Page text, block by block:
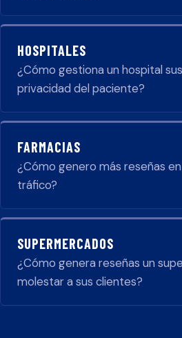
HOSPITALES
¿Cómo gestiona un hospital
privacidad del paciente?
FARMACIAS
¿Cómo genero más reseñas
tráfico?
SUPERMERCADOS
¿Cómo genera reseñas un
molestar a sus clientes?